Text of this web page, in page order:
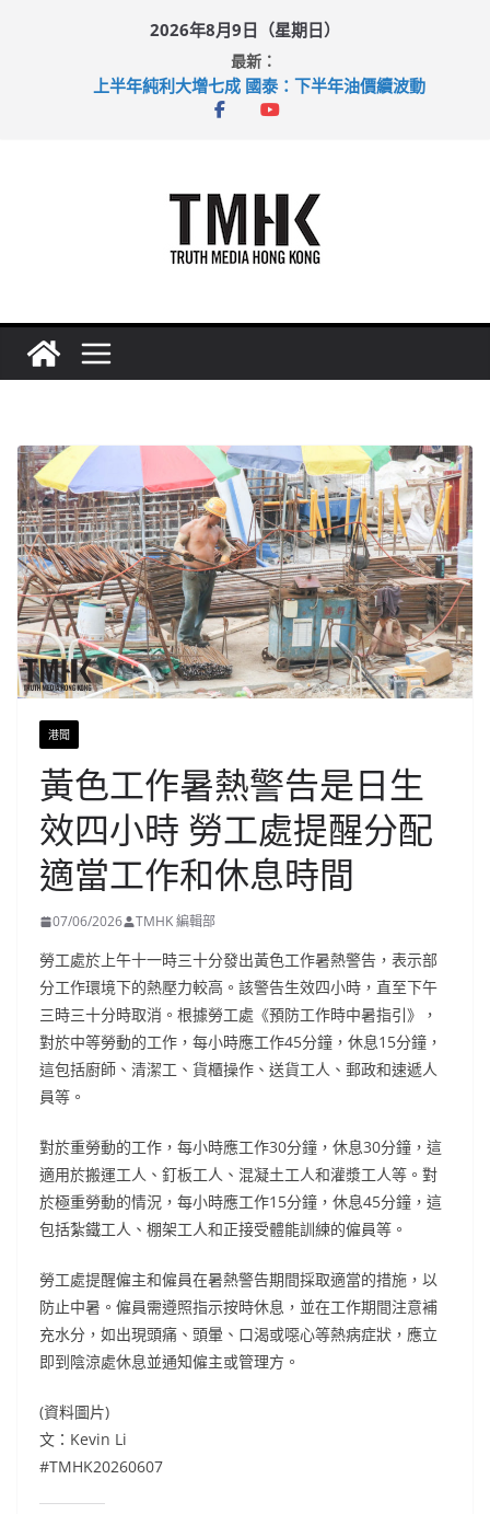
2026年8月9日（星期日）
最新：
上半年純利大增七成 國泰：下半年油價續波動
拜仁熱身賽挫維拉 啟德主場館奪錦標
港聞
黃色工作暑熱警告是日生
效四小時 勞工處提醒分配
適當工作和休息時間
07/06/2026 TMHK 編輯部
勞工處於上午十一時三十分發出黃色工作暑熱警告，表示部
分工作環境下的熱壓力較高。該警告生效四小時，直至下午
三時三十分時取消。根據勞工處《預防工作時中暑指引》，
對於中等勞動的工作，每小時應工作45分鐘，休息15分鐘，
這包括廚師、清潔工、貨櫃操作、送貨工人、郵政和速遞人
員等。
對於重勞動的工作，每小時應工作30分鐘，休息30分鐘，這
適用於搬運工人、釘板工人、混凝土工人和灌漿工人等。對
於極重勞動的情況，每小時應工作15分鐘，休息45分鐘，這
包括紮鐵工人、棚架工人和正接受體能訓練的僱員等。
勞工處提醒僱主和僱員在暑熱警告期間採取適當的措施，以
防止中暑。僱員需遵照指示按時休息，並在工作期間注意補
充水分，如出現頭痛、頭暈、口渴或噁心等熱病症狀，應立
即到陰涼處休息並通知僱主或管理方。
(資料圖片)
文：Kevin Li
#TMHK20260607